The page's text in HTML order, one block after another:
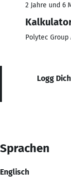
2 Jahre und 6
Polytec Group
Logg
Sprachen
Englisch